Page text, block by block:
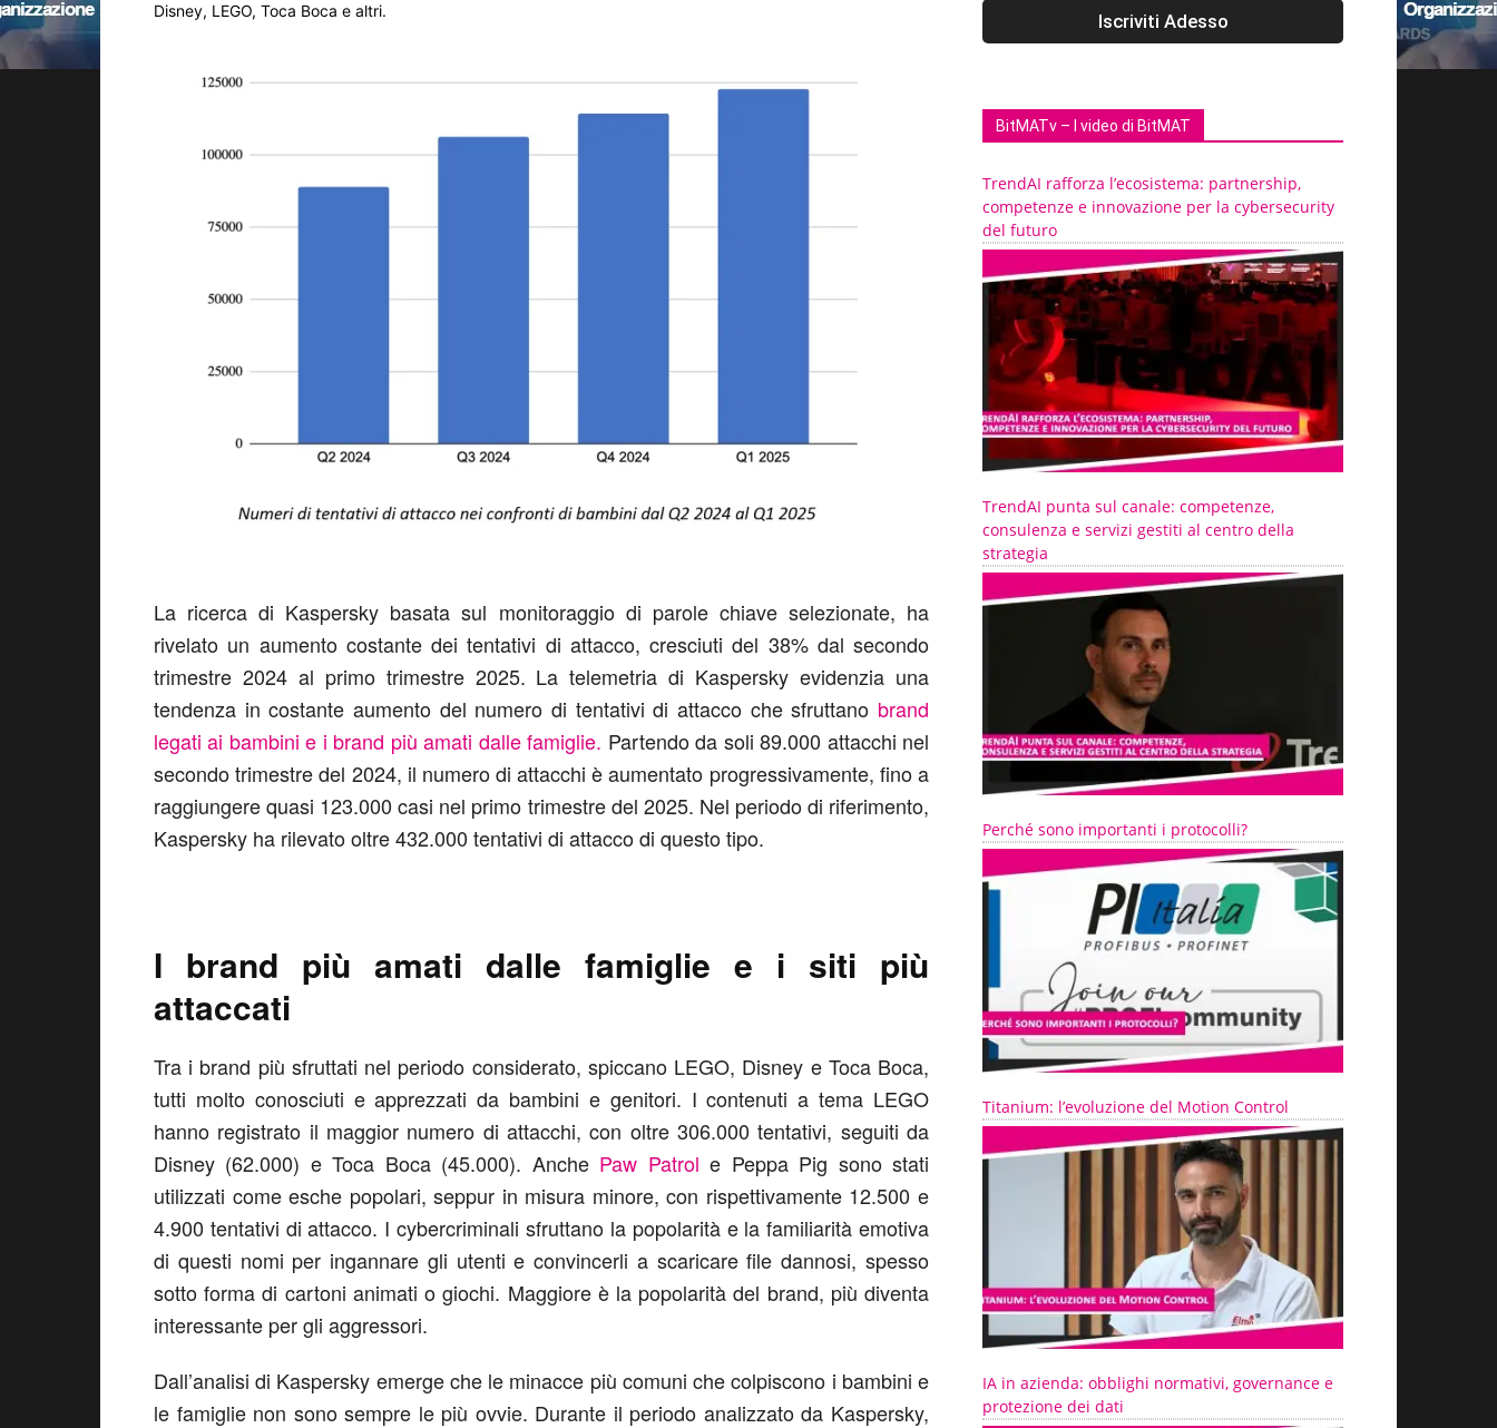
Disney, LEGO, Toca Boca e altri.
La ricerca di Kaspersky basata sul monitoraggio di parole chiave selezionate, ha
rivelato un aumento costante dei tentativi di attacco, cresciuti del 38% dal secondo
trimestre 2024 al primo trimestre 2025. La telemetria di Kaspersky evidenzia una
tendenza in costante aumento del numero di tentativi di attacco che sfruttano brand
legati ai bambini e i brand più amati dalle famiglie. Partendo da soli 89.000 attacchi nel
secondo trimestre del 2024, il numero di attacchi è aumentato progressivamente, fino a
raggiungere quasi 123.000 casi nel primo trimestre del 2025. Nel periodo di riferimento,
Kaspersky ha rilevato oltre 432.000 tentativi di attacco di questo tipo.
I brand più amati dalle famiglie e i siti più
attaccati
Tra i brand più sfruttati nel periodo considerato, spiccano LEGO, Disney e Toca Boca,
tutti molto conosciuti e apprezzati da bambini e genitori. I contenuti a tema LEGO
hanno registrato il maggior numero di attacchi, con oltre 306.000 tentativi, seguiti da
Disney (62.000) e Toca Boca (45.000). Anche Paw Patrol e Peppa Pig sono stati
utilizzati come esche popolari, seppur in misura minore, con rispettivamente 12.500 e
4.900 tentativi di attacco. I cybercriminali sfruttano la popolarità e la familiarità emotiva
di questi nomi per ingannare gli utenti e convincerli a scaricare file dannosi, spesso
sotto forma di cartoni animati o giochi. Maggiore è la popolarità del brand, più diventa
interessante per gli aggressori.
Dall’analisi di Kaspersky emerge che le minacce più comuni che colpiscono i bambini e
le famiglie non sono sempre le più ovvie. Durante il periodo analizzato da Kaspersky,
BitMATv – I video di BitMAT
TrendAI rafforza l’ecosistema: partnership,
competenze e innovazione per la cybersecurity
del futuro
TrendAI punta sul canale: competenze,
consulenza e servizi gestiti al centro della
strategia
Perché sono importanti i protocolli?
Titanium: l’evoluzione del Motion Control
IA in azienda: obblighi normativi, governance e
protezione dei dati